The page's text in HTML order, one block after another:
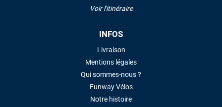
Voir l'itinéraire
INFOS
Livraison
Mentions légales
Qui sommes-nous ?
Funway Vélos
Notre histoire